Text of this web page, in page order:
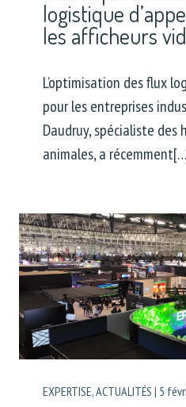
logistique
les afficheurs
L’optimisation des flux
pour les entreprises
Daudruy, spécialiste
animales, a
EXPERTISE,ACTUALITÉS | 5